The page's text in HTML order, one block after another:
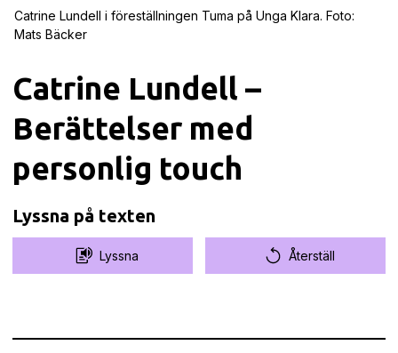
Catrine Lundell i föreställningen Tuma på Unga Klara. Foto:
Mats Bäcker
Catrine Lundell –
Berättelser med
personlig touch
Lyssna på texten
Lyssna Återställ